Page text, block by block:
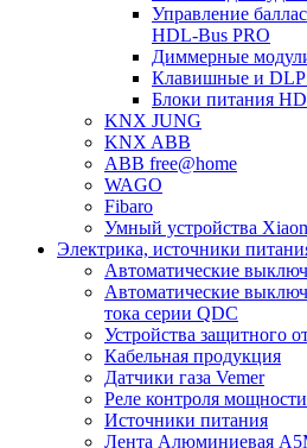
Управление
HDL-Bus PRO
Диммерные
Клавишные и DLP
Блоки питания
KNX JUNG
KNX ABB
ABB free@home
WAGO
Fibaro
Умный устройства
Электрика, источники
Автоматические
Автоматические
тока серии QDC
Устройства защитного
Кабельная продукция
Датчики газа Vemer
Реле контроля
Источники питания
Лента Алюминиевая